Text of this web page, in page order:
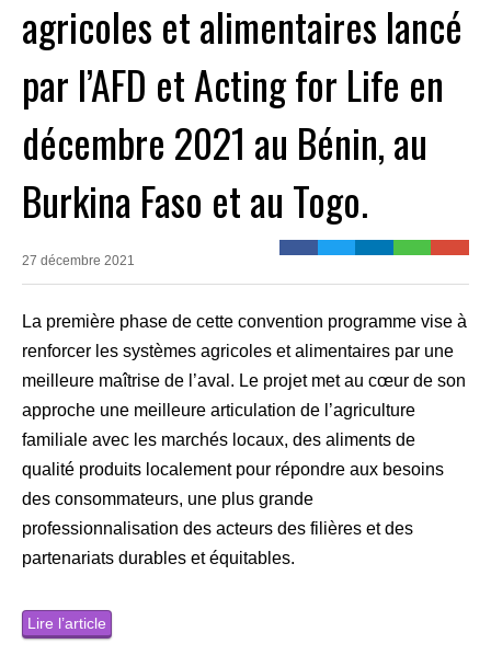
agricoles et alimentaires lancé
par l’AFD et Acting for Life en
décembre 2021 au Bénin, au
Burkina Faso et au Togo.
27 décembre 2021
La première phase de cette convention programme vise à
renforcer les systèmes agricoles et alimentaires par une
meilleure maîtrise de l’aval. Le projet met au cœur de son
approche une meilleure articulation de l’agriculture
familiale avec les marchés locaux, des aliments de
qualité produits localement pour répondre aux besoins
des consommateurs, une plus grande
professionnalisation des acteurs des filières et des
partenariats durables et équitables.
Lire l’article